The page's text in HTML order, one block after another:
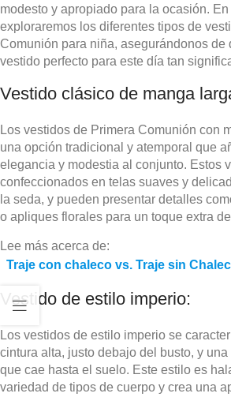
modesto y apropiado para la ocasión.
exploraremos los diferentes tipos de
Comunión para niña, asegurándonos de
vestido perfecto para este día tan
Vestido clásico de manga
Los vestidos de Primera Comunión con
una opción tradicional y atemporal que
elegancia y modestia al conjunto. Estos
confeccionados en telas suaves y
la seda, y pueden presentar detalles
o apliques florales para un toque extra
Lee más acerca de:
Traje con chaleco vs. Traje sin
Vestido de estilo imperio:
Los vestidos de estilo imperio se
cintura alta, justo debajo del busto, y
que cae hasta el suelo. Este estilo es
variedad de tipos de cuerpo y crea una